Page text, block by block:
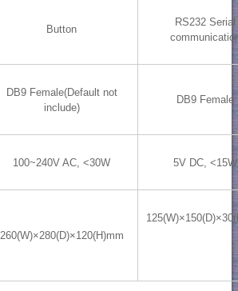
Button
RS232 Serial
DB9 Female(Default not
include)
DB9 Female
100~240V AC, <30W 5V DC, <15W
260(W)×280(D)×120(H)mm